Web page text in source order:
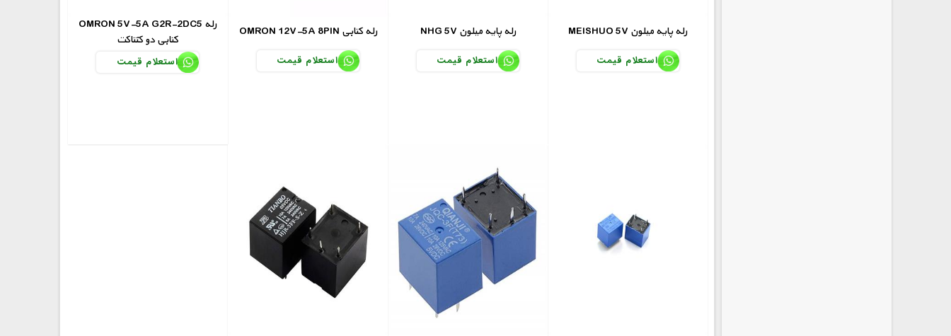
MEISHUO 5V رله پایه میلون
استعلام قیمت
NHG 5V رله پایه میلون
استعلام قیمت
OMRON 12V-5A 8PIN رله کتابی
استعلام قیمت
OMRON 5V-5A G2R-2DC5 رله
کتابی دو کنتاکت
استعلام قیمت